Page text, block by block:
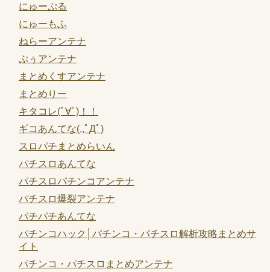
にゅーぷる
にゅーもふ
ねらーアンテナ
ぷぅアンテナ
まとめくすアンテナ
まとめりー
キタコレ(ﾟ∀ﾟ)！！
ギコあんてな(,,ﾟДﾟ)
スロパチまとめらいん
パチスロあんてな
パチスロパチンコアンテナ
パチスロ爆裂アンテナ
パチパチあんてな
パチンコハック│パチンコ・パチスロ解析攻略まとめサ
イト
パチンコ・パチスロまとめアンテナ